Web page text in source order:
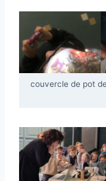
couvercle de pot